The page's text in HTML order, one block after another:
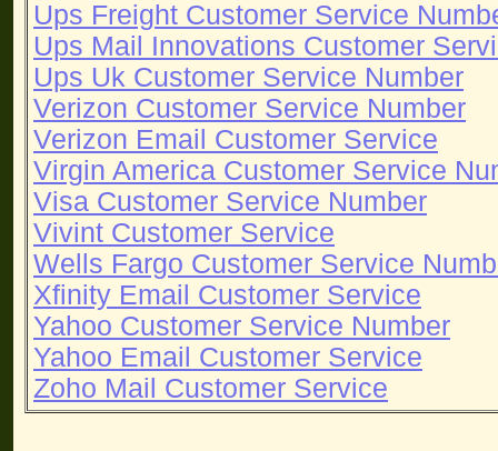
Ups Freight Customer Service
Ups Mail Innovations Customer
Ups Uk Customer Service Number
Verizon Customer Service Number
Verizon Email Customer Service
Virgin America Customer Service
Visa Customer Service Number
Vivint Customer Service
Wells Fargo Customer Service
Xfinity Email Customer Service
Yahoo Customer Service Number
Yahoo Email Customer Service
Zoho Mail Customer Service